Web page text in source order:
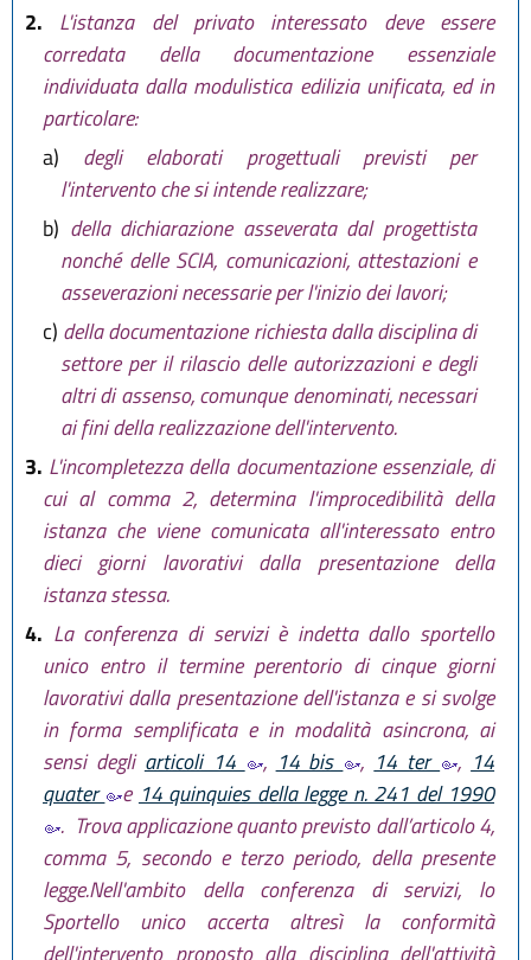
2. L'istanza del privato interessato deve essere
corredata della documentazione essenziale
individuata dalla modulistica edilizia unificata, ed in
particolare:
a)
degli elaborati progettuali previsti per
l'intervento che si intende realizzare;
b) della dichiarazione asseverata dal progettista
nonché delle SCIA, comunicazioni, attestazioni e
asseverazioni necessarie per l'inizio dei lavori;
c) della documentazione richiesta dalla disciplina di
settore per il rilascio delle autorizzazioni e degli
altri di assenso, comunque denominati, necessari
ai fini della realizzazione dell'intervento.
3. L'incompletezza della documentazione essenziale, di
cui al comma 2, determina l'improcedibilità della
istanza che viene comunicata all'interessato entro
dieci giorni lavorativi dalla presentazione della
istanza stessa.
4. La conferenza di servizi è indetta dallo sportello
unico entro il termine perentorio di cinque giorni
lavorativi dalla presentazione dell'istanza e si svolge
in forma semplificata e in modalità asincrona, ai
sensi degli articoli 14 , 14 bis , 14 ter , 14
quater
e 14 quinquies della legge n. 241 del 1990
. Trova applicazione quanto previsto dall’articolo 4,
comma 5, secondo e terzo periodo, della presente
legge.Nell'ambito della conferenza di servizi, lo
Sportello unico accerta altresì la conformità
dell'intervento proposto alla disciplina dell'attività